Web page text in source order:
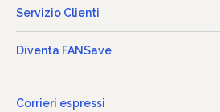
Servizio Clienti
Diventa FANSave
Corrieri espressi